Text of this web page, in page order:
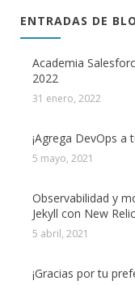
ENTRADAS DE
Academia
2022
31 enero, 2022
¡Agrega DevOps a
5 mayo, 2021
Observabilidad y
Jekyll con New
5 abril, 2021
¡Gracias por tu